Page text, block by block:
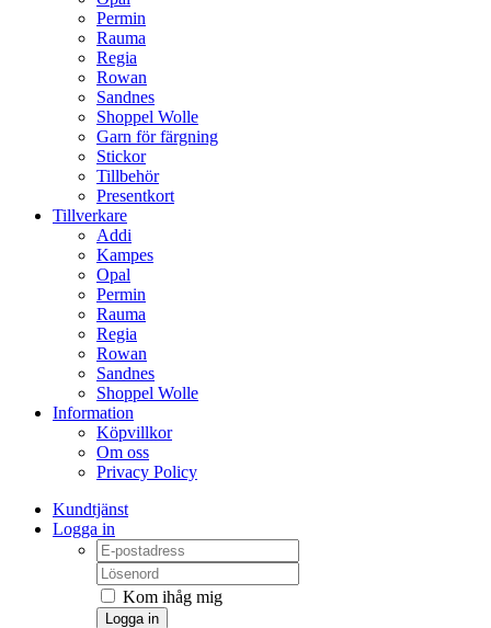
Permin
Rauma
Regia
Rowan
Sandnes
Shoppel Wolle
Garn för färgning
Stickor
Tillbehör
Presentkort
Tillverkare
Addi
Kampes
Opal
Permin
Rauma
Regia
Rowan
Sandnes
Shoppel Wolle
Information
Köpvillkor
Om oss
Privacy Policy
Kundtjänst
Logga in
Kom ihåg mig
Logga in